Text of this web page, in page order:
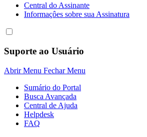
Central do Assinante
Informaçôes sobre sua Assinatura
Suporte ao Usuário
Abrir Menu Fechar Menu
Sumário do Portal
Busca Avançada
Central de Ajuda
Helpdesk
FAQ